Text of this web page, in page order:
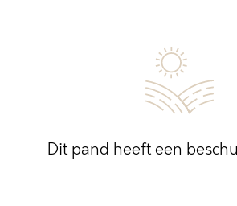
Dit pand heeft een